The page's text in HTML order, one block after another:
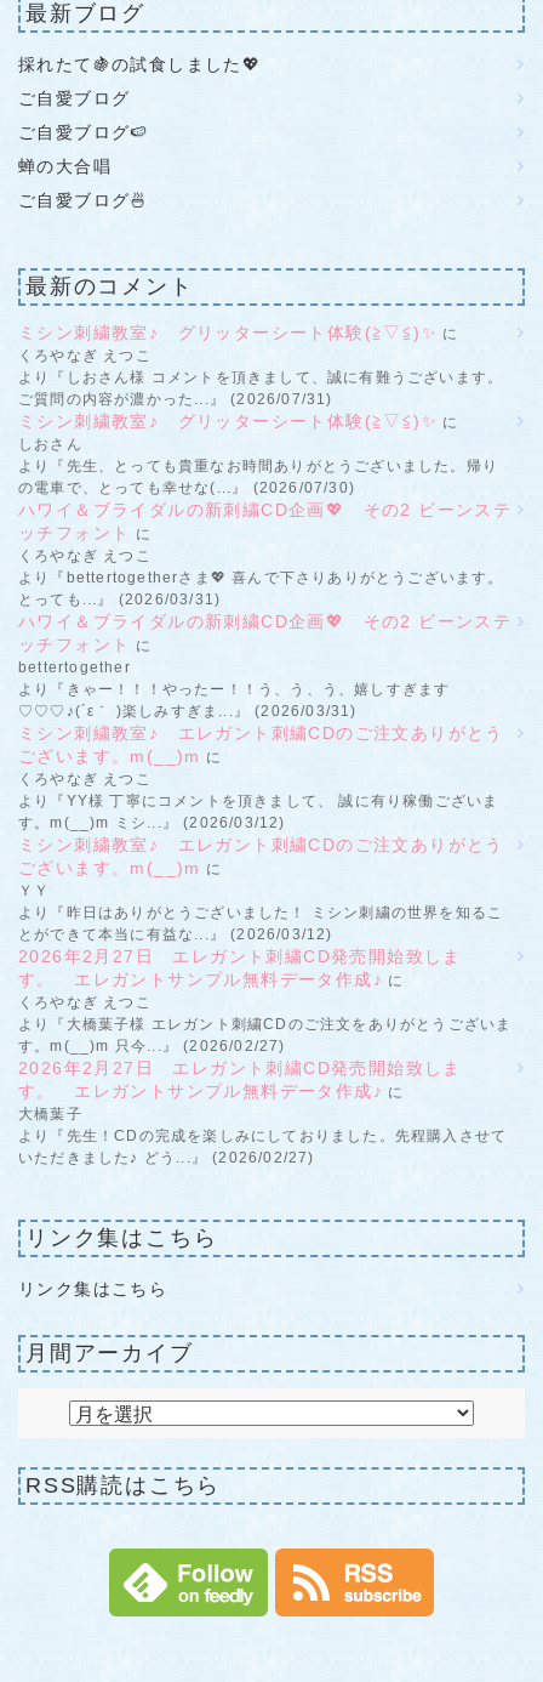
最新ブログ
採れたて🍇の試食しました💖
ご自愛ブログ
ご自愛ブログ🍉
蝉の大合唱
ご自愛ブログ🍜
最新のコメント
ミシン刺繍教室♪ グリッターシート体験(≧▽≦)✨ に
くろやなぎ えつこ
より『しおさん様 コメントを頂きまして、誠に有難うございます。
ご質問の内容が濃かった...』 (2026/07/31)
ミシン刺繍教室♪ グリッターシート体験(≧▽≦)✨ に
しおさん
より『先生、とっても貴重なお時間ありがとうございました。帰り
の電車で、とっても幸せな(...』 (2026/07/30)
ハワイ＆ブライダルの新刺繍CD企画💖 その2 ビーンステ
ッチフォント
に
くろやなぎ えつこ
より『bettertogetherさま💖 喜んで下さりありがとうございます。
とっても...』 (2026/03/31)
ハワイ＆ブライダルの新刺繍CD企画💖 その2 ビーンステ
ッチフォント
に
bettertogether
より『きゃー！！！やったー！！う、う、う、嬉しすぎます
♡♡♡♪(´ε｀ )楽しみすぎま...』 (2026/03/31)
ミシン刺繍教室♪ エレガント刺繍CDのご注文ありがとう
ございます。m(__)m に
くろやなぎ えつこ
より『YY様 丁寧にコメントを頂きまして、 誠に有り稼働ございま
す。m(__)m ミシ...』 (2026/03/12)
ミシン刺繍教室♪ エレガント刺繍CDのご注文ありがとう
ございます。m(__)m に
ＹＹ
より『昨日はありがとうございました！ ミシン刺繍の世界を知るこ
とができて本当に有益な...』 (2026/03/12)
2026年2月27日 エレガント刺繍CD発売開始致しま
す。 エレガントサンプル無料データ作成♪ に
くろやなぎ えつこ
より『大橋葉子様 エレガント刺繍CDのご注文をありがとうございま
す。m(__)m 只今...』 (2026/02/27)
2026年2月27日 エレガント刺繍CD発売開始致しま
す。 エレガントサンプル無料データ作成♪ に
大橋葉子
より『先生！CDの完成を楽しみにしておりました。先程購入させて
いただきました♪ どう...』 (2026/02/27)
リンク集はこちら
リンク集はこちら
月間アーカイブ
RSS購読はこちら